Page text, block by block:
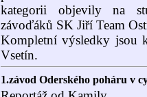
kategorii objevily na
závoďáků SK Jiří Team
Kompletní výsledky jsou
Vsetín.
1.závod Oderského poháru v